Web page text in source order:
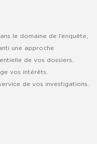
le domaine de l’enquête,
une approche
de vos dossiers.
vos intérêts.
de vos investigations.